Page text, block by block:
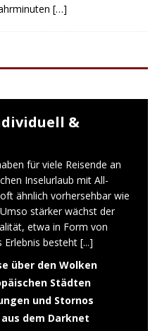
[…]
&
für viele Reisende an
Inselurlaub mit All-
ähnlich vorhersehbar wie
stärker wächst der
etwa in Form von
Erlebnis besteht [...]
über den Wolken
Städten
und Stornos
dem Darknet